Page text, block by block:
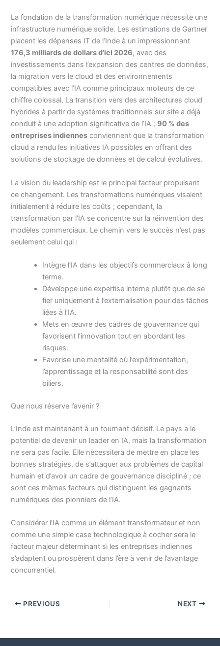
La fondation de la transformation numérique nécessite une
infrastructure numérique solide. Les estimations de Gartner
placent les dépenses IT de l’Inde à un impressionnant
176,3 milliards de dollars d’ici 2026, avec des
investissements dans l’expansion des centres de données,
la migration vers le cloud et des environnements
compatibles avec l’IA comme principaux moteurs de ce
chiffre colossal. La transition vers des architectures cloud
hybrides à partir de systèmes traditionnels sur site a déjà
conduit à une adoption significative de l’IA ; 90 % des
entreprises indiennes conviennent que la transformation
cloud a rendu les initiatives IA possibles en offrant des
solutions de stockage de données et de calcul évolutives.
La vision du leadership est le principal facteur propulsant
ce changement. Les transformations numériques visaient
initialement à réduire les coûts ; cependant, la
transformation par l’IA se concentre sur la réinvention des
modèles commerciaux. Le chemin vers le succès n’est pas
seulement celui qui :
Intègre l’IA dans les objectifs commerciaux à long
terme.
Développe une expertise interne plutôt que de se
fier uniquement à l’externalisation pour des tâches
liées à l’IA.
Mets en œuvre des cadres de gouvernance qui
favorisent l’innovation tout en abordant les
risques.
Favorise une mentalité où l’expérimentation,
l’apprentissage et la responsabilité sont des
piliers.
Que nous réserve l’avenir ?
L’Inde est maintenant à un tournant décisif. Le pays a le
potentiel de devenir un leader en IA, mais la transformation
ne sera pas facile. Elle nécessitera de mettre en place les
bonnes stratégies, de s’attaquer aux problèmes de capital
humain et d’avoir un cadre de gouvernance discipliné ; ce
sont ces mêmes facteurs qui distinguent les gagnants
numériques des pionniers de l’IA.
Considérer l’IA comme un élément transformateur et non
comme une simple case technologique à cocher sera le
facteur majeur déterminant si les entreprises indiennes
s’adaptent ou prospèrent dans l’ère à venir de l’avantage
concurrentiel.
PREVIOUS NEXT